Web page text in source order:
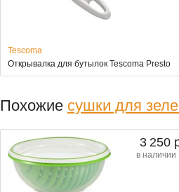
Tescoma
Открывалка для бутылок Tescoma Presto
Похожие сушки для
3 250
в наличии